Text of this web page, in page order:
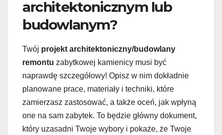
architektonicznym lub
budowlanym?
Twój projekt architektoniczny/budowlany
remontu zabytkowej kamienicy musi być
naprawdę szczegółowy! Opisz w nim dokładnie
planowane prace, materiały i techniki, które
zamierzasz zastosować, a także oceń, jak wpłyną
one na sam zabytek. To będzie główny dokument,
który uzasadni Twoje wybory i pokaże, że Twoje